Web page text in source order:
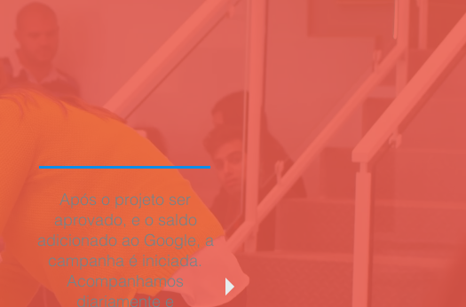
Após o projeto ser
aprovado, e o saldo
adicionado ao Google, a
campanha é iniciada.
Acompanhamos
diariamente e